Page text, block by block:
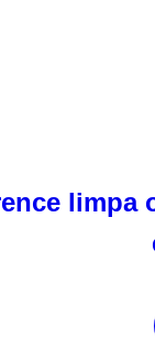
limpa